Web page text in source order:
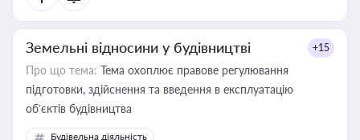
Земельні відносини у будівництві +15
Про що тема: Тема охоплює правове регулювання
підготовки, здійснення та введення в експлуатацію
об’єктів будівництва
Будівельна діяльність